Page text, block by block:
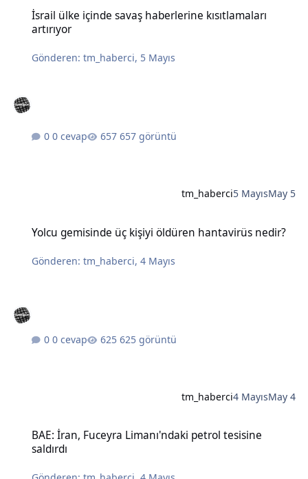
İsrail ülke içinde savaş haberlerine kısıtlamaları
artırıyor
Gönderen:tm_haberci, 5 Mayıs
0 cevap 657 görüntü
tm_haberci5 MayısMay 5
Yolcu gemisinde üç kişiyi öldüren hantavirüs nedir?
Gönderen:tm_haberci,4 Mayıs
0 cevap 625 görüntü
tm_haberci4 MayısMay 4
BAE: İran, Fuceyra Limanı'ndaki petrol tesisine
saldırdı